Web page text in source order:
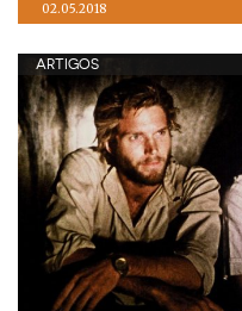
02.05.2018
ARTIGOS